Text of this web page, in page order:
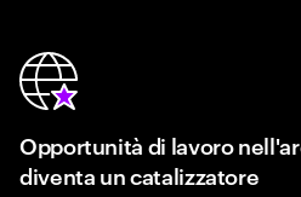
Opportunità di lavoro
diventa un catalizzatore